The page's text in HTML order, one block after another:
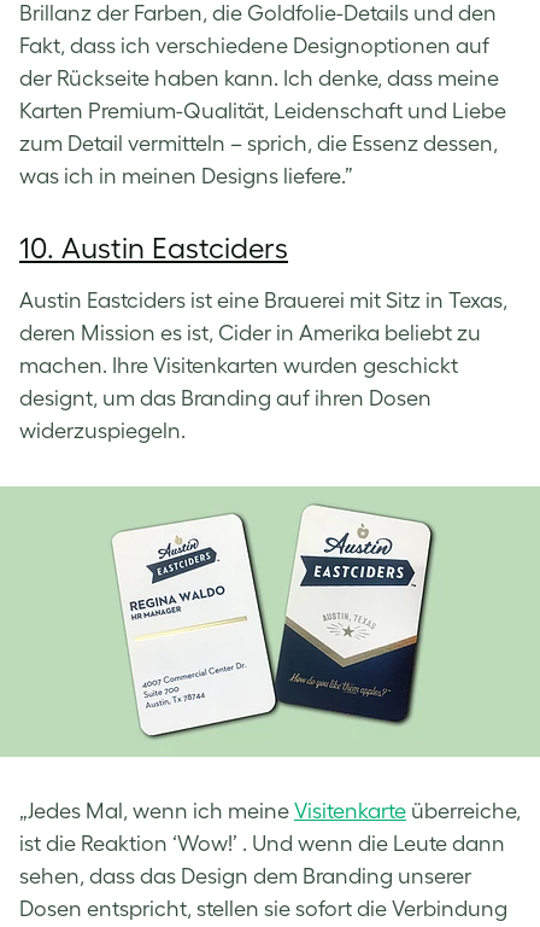
Brillanz der Farben, die Goldfolie-Details und den
Fakt, dass ich verschiedene Designoptionen auf
der Rückseite haben kann. Ich denke, dass meine
Karten Premium-Qualität, Leidenschaft und Liebe
zum Detail vermitteln – sprich, die Essenz dessen,
was ich in meinen Designs liefere.”
10. Austin Eastciders
Austin Eastciders ist eine Brauerei mit Sitz in Texas,
deren Mission es ist, Cider in Amerika beliebt zu
machen. Ihre Visitenkarten wurden geschickt
designt, um das Branding auf ihren Dosen
widerzuspiegeln.
„Jedes Mal, wenn ich meine Visitenkarte überreiche,
ist die Reaktion ‘Wow!’ . Und wenn die Leute dann
sehen, dass das Design dem Branding unserer
Dosen entspricht, stellen sie sofort die Verbindung